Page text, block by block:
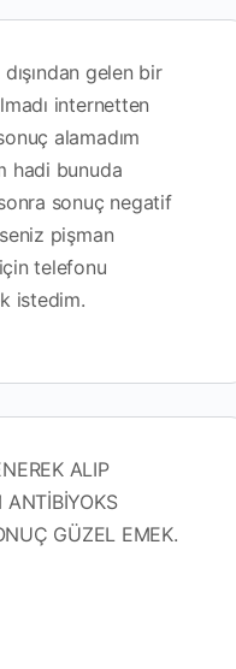
gelen bir
internetten
alamadım
hadi bunuda
sonuç negatif
pişman
telefonu
istedim.
ALIP
GÜZEL EMEK.